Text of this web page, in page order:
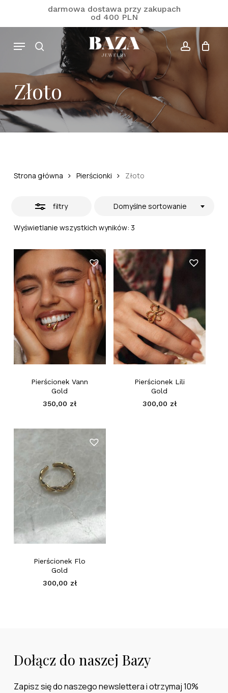
content
darmowa dostawa przy zakupach
od 400 PLN
search account
Menu
Koszyk Cart
Złoto
Strona główna Pierścionki Złoto
filtry
Wyświetlanie wszystkich wyników: 3
Domyślne sortowanie
Filters
Pierścionek Vann
Gold
350,00 zł
Pierścionek Lili
Gold
300,00 zł
Pierścionek Flo
Gold
300,00 zł
Dołącz do naszej Bazy
Zapisz się do naszego newslettera i otrzymaj 10%